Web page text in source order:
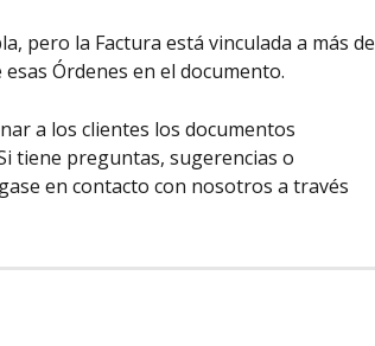
pero la Factura está vinculada a más de
Órdenes en el documento.
a los clientes los documentos
tiene preguntas, sugerencias o
en contacto con nosotros a través